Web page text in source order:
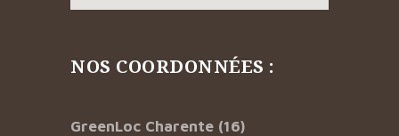
NOS COORDONNÉES :
GreenLoc Charente (16)